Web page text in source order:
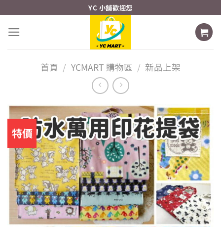
content
YC 小舖歡迎您
首頁 / YCMART 購物區 / 新品上架
特價